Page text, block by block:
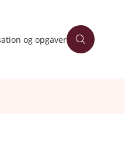
og opgaver